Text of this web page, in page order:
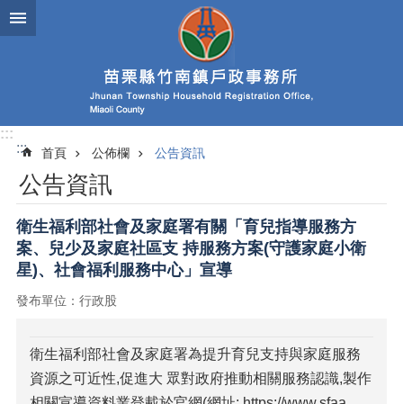
跳到主要內容區塊
:::
:::
首頁 公佈欄 公告資訊
公告資訊
衛生福利部社會及家庭署有關「育兒指導服務方
案、兒少及家庭社區支 持服務方案(守護家庭小衛
星)、社會福利服務中心」宣導
發布單位：行政股
衛生福利部社會及家庭署為提升育兒支持與家庭服務
資源之可近性,促進大 眾對政府推動相關服務認識,製作